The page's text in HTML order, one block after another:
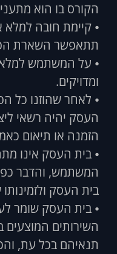
הקורס בו הוא
⦁ קיימת חובה
תתאפשר השארת
⦁ על המשתמש למלא
ומדויקים.
⦁ לאחר שהוזנו כל
העסק יהיה רשאי
הזמנה או תיאום
⦁ בית העסק אינו
המשתמש, והדבר
בית העסק
⦁ בית העסק שומר
השירותים
תנאיהם בכל עת,